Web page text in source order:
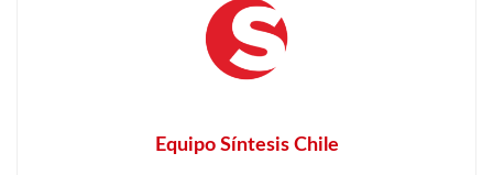
Equipo Síntesis Chile